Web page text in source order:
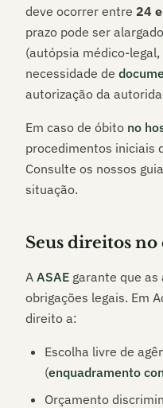
deve ocorrer entre 24
prazo pode ser
(autópsia médico-
necessidade de
autorização da
Em caso de óbito no
procedimentos iniciais
Consulte os nossos
situação.
Seus direitos
A ASAE garante que as
obrigações legais. Em
direito a:
Escolha livre de
(enquadramento
Orçamento